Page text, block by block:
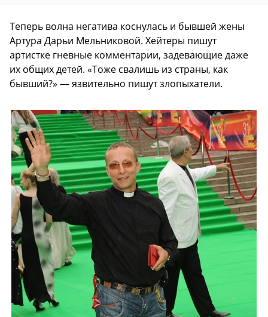
Теперь волна негатива коснулась и бывшей жены
Артура Дарьи Мельниковой. Хейтеры пишут
артистке гневные комментарии, задевающие даже
их общих детей. «Тоже свалишь из страны, как
бывший?» — язвительно пишут злопыхатели.